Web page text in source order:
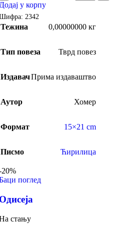
у корпу
2342
Тежина 0,00000000 кг
Тип повеза Тврд повез
ИздавачПрима издаваштво
Аутор Хомер
Формат 15×21 cm
Писмо Ћирилица
20%
поглед
стању